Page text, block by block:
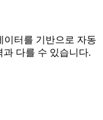
이터를 기반으로 자동
다를 수 있습니다.